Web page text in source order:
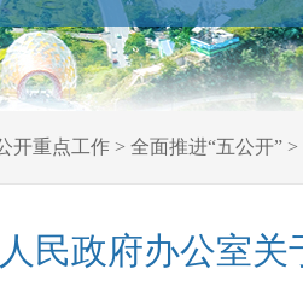
开重点工作 > 全面推进“五公开” >
民政府办公室